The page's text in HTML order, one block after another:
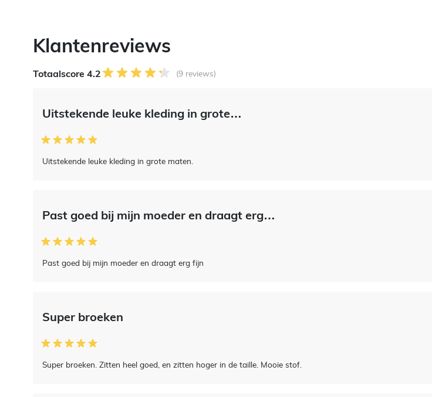
Klantenreviews
Totaalscore 4.2 (9 reviews)
Uitstekende leuke kleding in grote…
Uitstekende leuke kleding in grote maten.
Past goed bij mijn moeder en draagt erg…
Past goed bij mijn moeder en draagt erg fijn
Super broeken
Super broeken. Zitten heel goed, en zitten hoger in de taille. Mooie stof.